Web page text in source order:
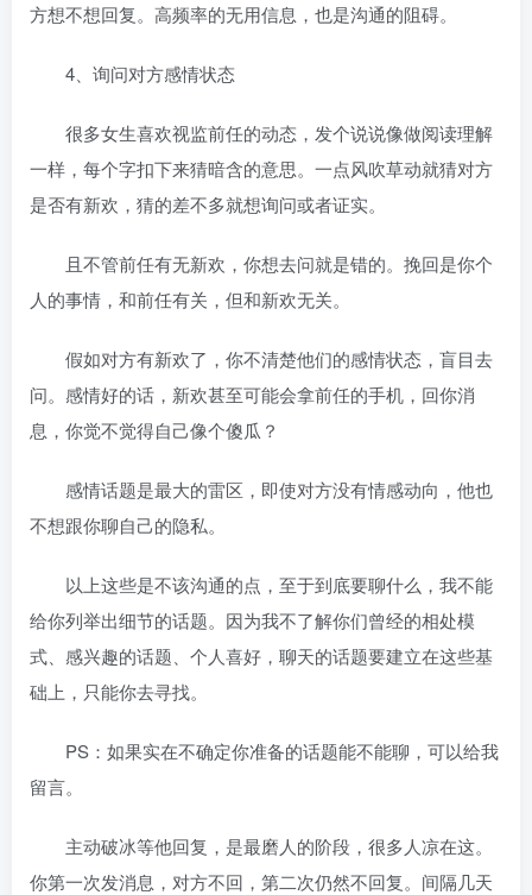
方想不想回复。高频率的无用信息，也是沟通的阻碍。
4、询问对方感情状态
很多女生喜欢视监前任的动态，发个说说像做阅读理解
一样，每个字扣下来猜暗含的意思。一点风吹草动就猜对方
是否有新欢，猜的差不多就想询问或者证实。
且不管前任有无新欢，你想去问就是错的。挽回是你个
人的事情，和前任有关，但和新欢无关。
假如对方有新欢了，你不清楚他们的感情状态，盲目去
问。感情好的话，新欢甚至可能会拿前任的手机，回你消
息，你觉不觉得自己像个傻瓜？
感情话题是最大的雷区，即使对方没有情感动向，他也
不想跟你聊自己的隐私。
以上这些是不该沟通的点，至于到底要聊什么，我不能
给你列举出细节的话题。因为我不了解你们曾经的相处模
式、感兴趣的话题、个人喜好，聊天的话题要建立在这些基
础上，只能你去寻找。
PS：如果实在不确定你准备的话题能不能聊，可以给我
留言。
主动破冰等他回复，是最磨人的阶段，很多人凉在这。
你第一次发消息，对方不回，第二次仍然不回复。间隔几天